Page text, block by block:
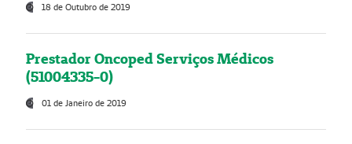
18 de Outubro de 2019
Prestador Oncoped Serviços Médicos
(51004335-0)
01 de Janeiro de 2019